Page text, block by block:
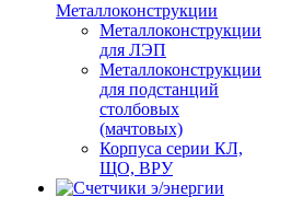
Металлоконструкции
Металлоконструкции
для ЛЭП
Металлоконструкции
для подстанций
столбовых
(мачтовых)
Корпуса серии КЛ,
ЩО, ВРУ